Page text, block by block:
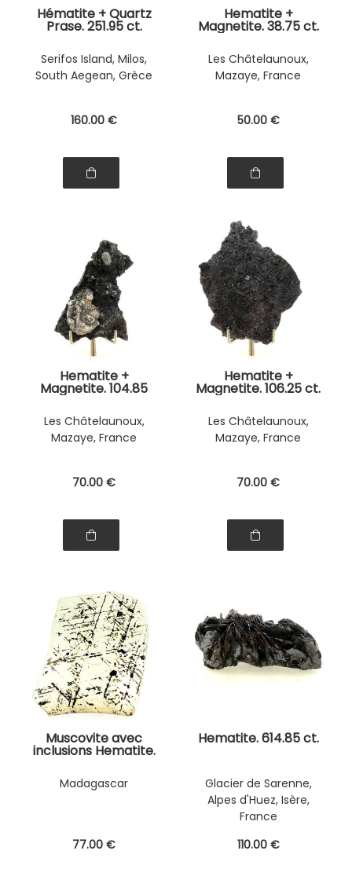
Hématite + Quartz
Prase. 251.95 ct.
Serifos Island, Milos,
South Aegean, Grèce
160.00 €
Hematite +
Magnetite. 38.75 ct.
Les Châtelaunoux,
Mazaye, France
50.00 €
Hematite +
Magnetite. 104.85
Les Châtelaunoux,
Mazaye, France
70.00 €
Hematite +
Magnetite. 106.25 ct.
Les Châtelaunoux,
Mazaye, France
70.00 €
Muscovite avec
inclusions Hematite.
Madagascar
77.00 €
Hematite. 614.85 ct.
Glacier de Sarenne,
Alpes d'Huez, Isère,
France
110.00 €